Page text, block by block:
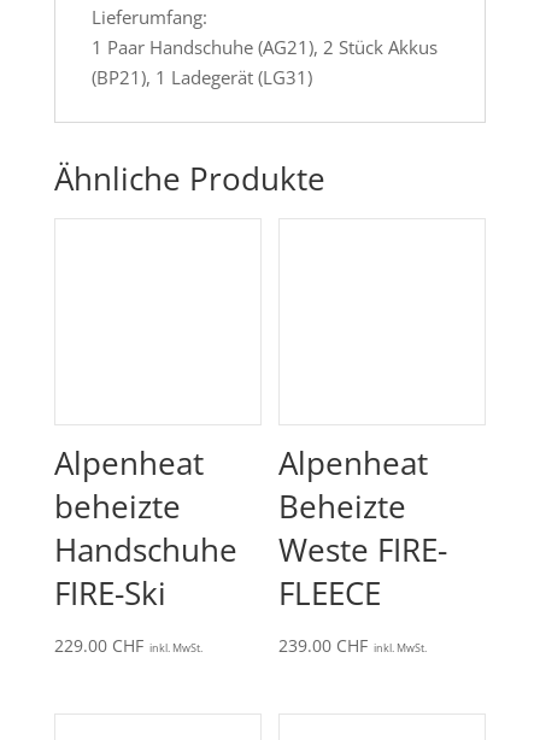
Lieferumfang:
1 Paar Handschuhe (AG21), 2 Stück Akkus
(BP21), 1 Ladegerät (LG31)
Ähnliche Produkte
Alpenheat
beheizte
Handschuhe
FIRE-Ski
229.00 CHF inkl. MwSt.
Alpenheat
Beheizte
Weste FIRE-
FLEECE
239.00 CHF inkl. MwSt.